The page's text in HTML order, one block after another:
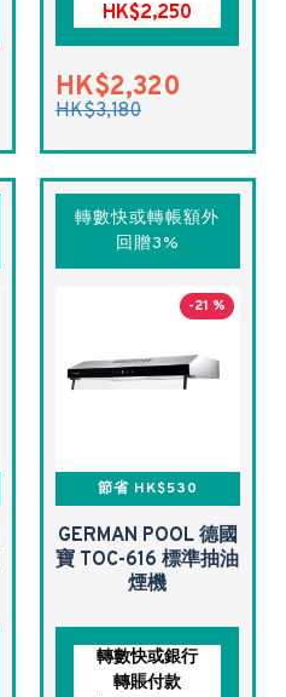
HK$2,250
HK$2,320
HK$3,180
轉數快或轉帳額外
回贈3%
-21 %
節省 HK$530
GERMAN POOL 德國
寶 TOC-616 標準抽油
煙機
轉數快或銀行
轉賬付款